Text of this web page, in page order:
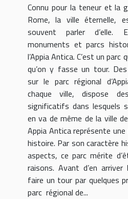
Connu pour la teneur et la
Rome, la ville éternelle,
souvent parler d’elle.
monuments et parcs
l’Appia Antica. C’est un
qu’on y fasse un tour.
sur le parc régional
chaque ville, dispose
significatifs dans lesquels
en va de même de la ville
Appia Antica représente
histoire. Par son caractère
aspects, ce parc mérite
raisons. Avant d’en
faire un tour par quelques
parc régional de...